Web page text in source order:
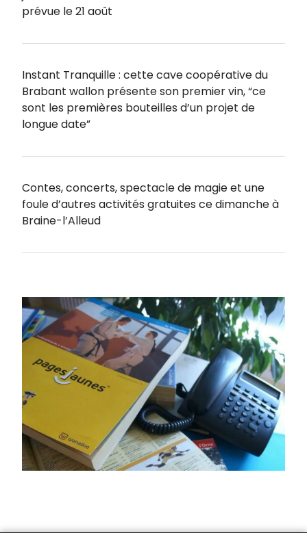
prévue le 21 août
Instant Tranquille : cette cave coopérative du
Brabant wallon présente son premier vin, “ce
sont les premières bouteilles d’un projet de
longue date”
Contes, concerts, spectacle de magie et une
foule d’autres activités gratuites ce dimanche à
Braine-l’Alleud